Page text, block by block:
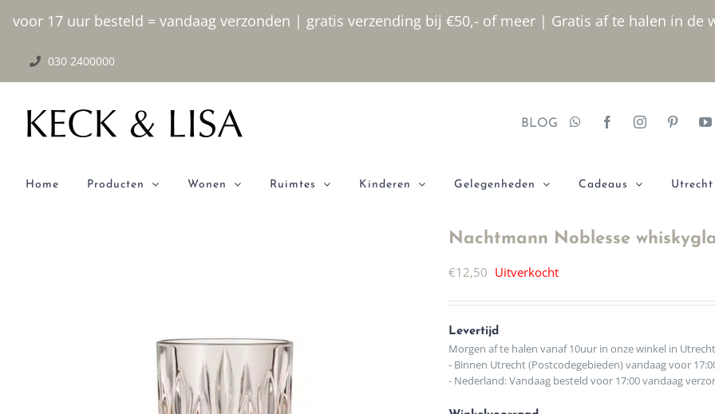
voor 17 uur besteld = vandaag verzonden | gratis verzending bij €50,- of meer | Gratis af te halen in
inhoud
030 2400000
BLOG
Home Producten Wonen Ruimtes Kinderen Gelegenheden Cadeaus Utrecht
Nachtmann Noblesse
€12,50 Uitverkocht
Levertijd
Morgen af te halen vanaf 10uur in onze winkel in Utrecht
- Binnen Utrecht (Postcodegebieden) vandaag voor
- Nederland: Vandaag besteld voor 17:00 vandaag